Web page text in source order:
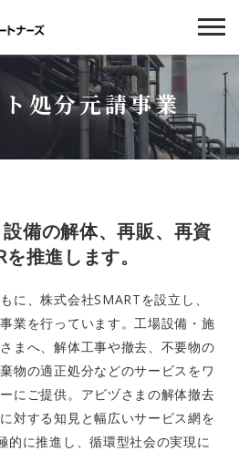
処分元請事業
備の解体、再販、再資
推進します。
に、株式会社SMARTを設立し、
業を行っています。工場設備・施
まへ、解体工事や撤去、不要物の
物の適正処分などのサービスをワ
にご提供。アビヅさまの解体撤去
対する知見と幅広いサービス網を
的に推進し、循環型社会の実現に